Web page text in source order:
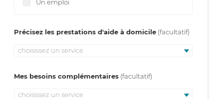
Un emploi
Précisez les prestations d'aide à domicile
choisissez un service
Mes besoins complémentaires
choisissez un service